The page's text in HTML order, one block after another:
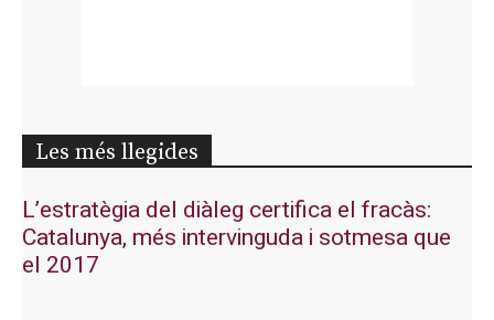
Les més llegides
L’estratègia del diàleg certifica el fracàs:
Catalunya, més intervinguda i sotmesa que
el 2017